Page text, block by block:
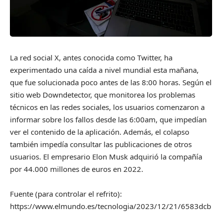
La red social X, antes conocida como Twitter, ha
experimentado una caída a nivel mundial esta mañana,
que fue solucionada poco antes de las 8:00 horas. Según el
sitio web Downdetector, que monitorea los problemas
técnicos en las redes sociales, los usuarios comenzaron a
informar sobre los fallos desde las 6:00am, que impedían
ver el contenido de la aplicación. Además, el colapso
también impedía consultar las publicaciones de otros
usuarios. El empresario Elon Musk adquirió la compañía
por 44.000 millones de euros en 2022.
Fuente (para controlar el refrito):
https://www.elmundo.es/tecnologia/2023/12/21/6583dcb